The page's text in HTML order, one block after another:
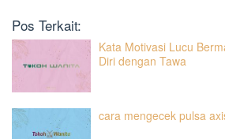
Pos Terkait:
Kata Motivasi Lucu
Diri dengan Tawa
cara mengecek pulsa